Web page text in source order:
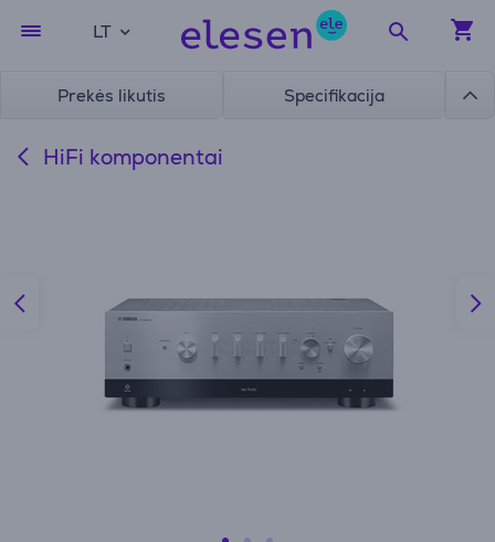
LT
Prekės likutis Specifikacija
HiFi komponentai